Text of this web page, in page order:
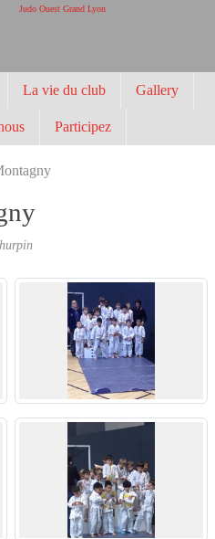
Judo Ouest Grand Lyon
La vie du club Gallery
Participez